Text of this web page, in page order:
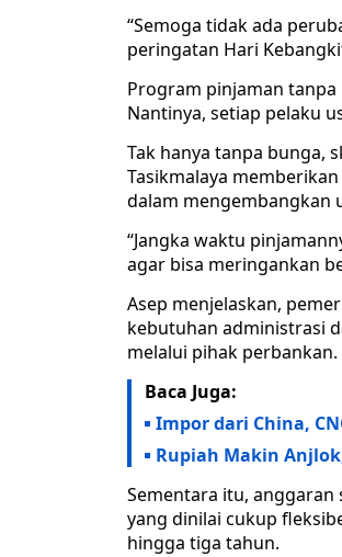
“Semoga tidak ada
peringatan Hari
Program pinjaman
Nantinya, setiap pelaku
Tak hanya tanpa bunga,
Tasikmalaya
dalam mengembangkan
“Jangka waktu
agar bisa meringankan
Asep menjelaskan,
kebutuhan administrasi
melalui pihak perbankan.
Baca Juga:
Impor dari China,
Rupiah Makin
Sementara itu, anggaran
yang dinilai cukup
hingga tiga tahun.